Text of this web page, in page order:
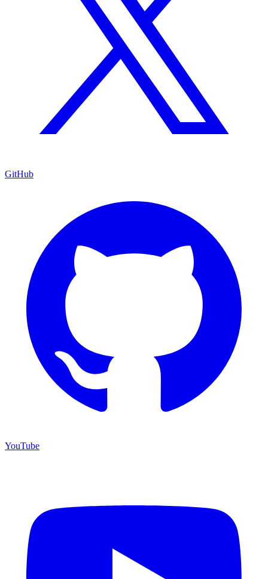
GitHub
YouTube